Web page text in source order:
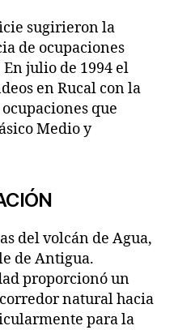
sugirieron la
de ocupaciones
julio de 1994 el
en Rucal con la
que
Medio y
del volcán de Agua,
de Antigua.
proporcionó un
natural hacia
para la